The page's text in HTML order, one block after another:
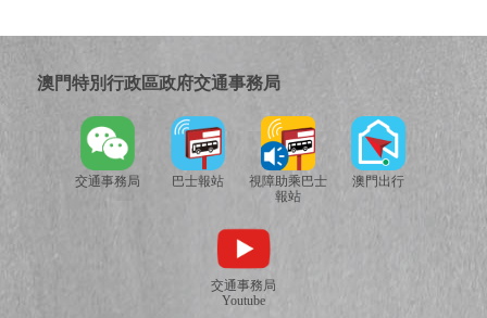
澳門特別行政區政府交通事務局
交通事務局 巴士報站
視障助乘巴士
報站
澳門出行
交通事務局
Youtube